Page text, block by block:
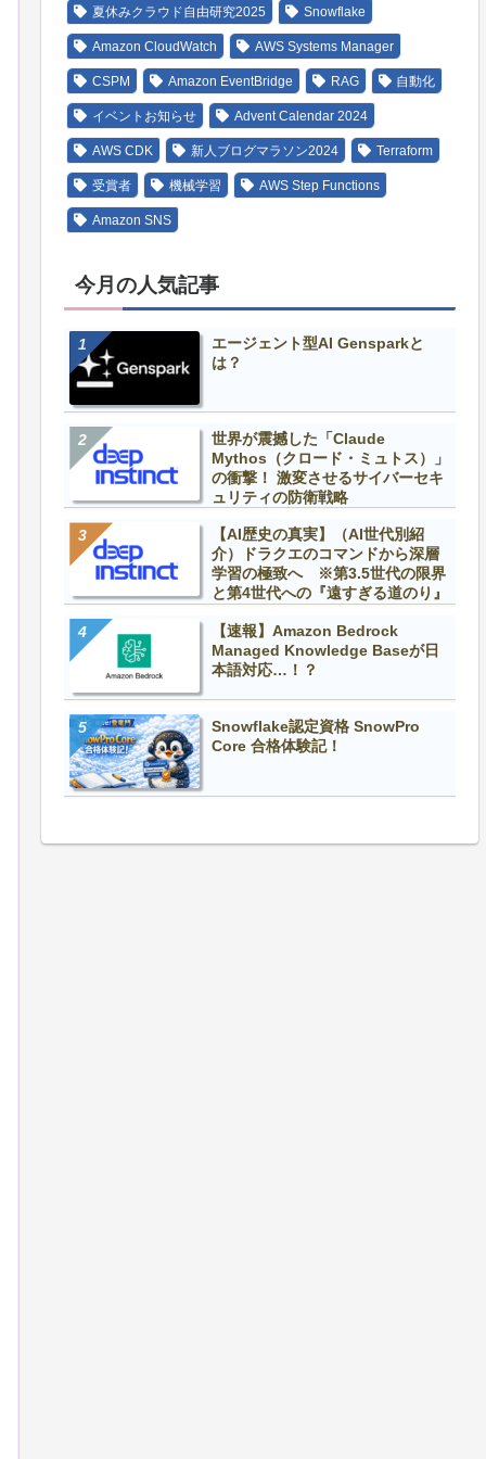
夏休みクラウド自由研究2025 Snowflake
Amazon CloudWatch AWS Systems Manager
CSPM Amazon EventBridge RAG 自動化
イベントお知らせ Advent Calendar 2024
AWS CDK 新人ブログマラソン2024 Terraform
受賞者 機械学習 AWS Step Functions
Amazon SNS
今月の人気記事
エージェント型AI Gensparkと
は？
世界が震撼した「Claude
Mythos（クロード・ミュトス）」
の衝撃！ 激変させるサイバーセキ
ュリティの防衛戦略
【AI歴史の真実】（AI世代別紹
介）ドラクエのコマンドから深層
学習の極致へ ※第3.5世代の限界
と第4世代への『遠すぎる道のり』
【速報】Amazon Bedrock
Managed Knowledge Baseが日
本語対応…！？
Snowflake認定資格 SnowPro
Core 合格体験記！